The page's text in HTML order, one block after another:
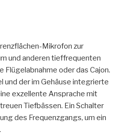
Mikrofon zur
und anderen tieffrequenten
Flügelabnahme oder das Cajon.
und der im Gehäuse integrierte
exzellente Ansprache mit
Tiefbässen. Ein Schalter
des Frequenzgangs, um ein